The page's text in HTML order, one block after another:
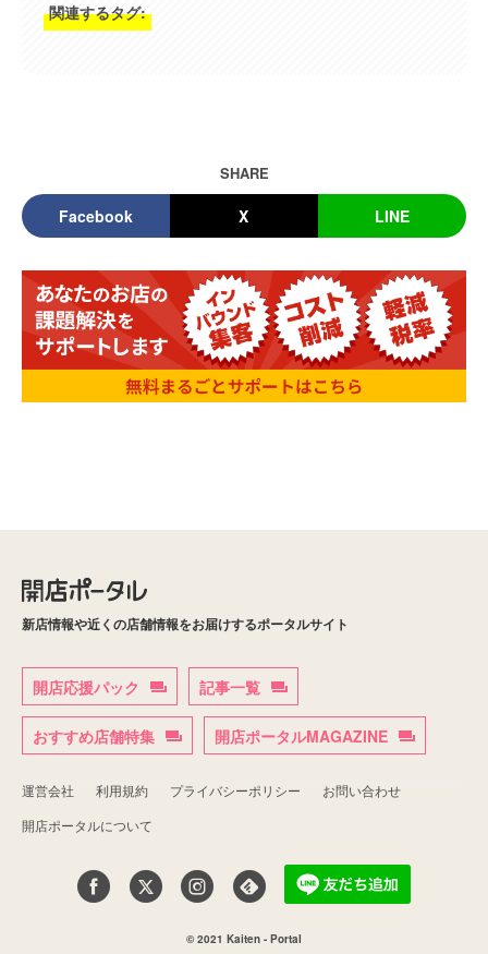
関連するタグ:
SHARE
Facebook X LINE
新店情報や近くの店舗情報をお届けするポータルサイト
開店応援パック 記事一覧
おすすめ店舗特集 開店ポータルMAGAZINE
運営会社 利用規約 プライバシーポリシー
お問い合わせ
開店ポータルについて
© 2021 Kaiten - Portal